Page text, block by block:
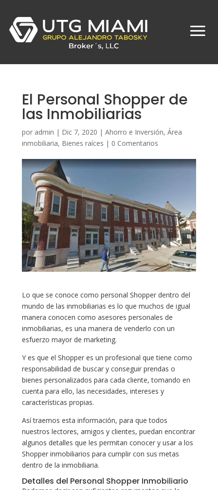
El Personal Shopper de
las Inmobiliarias
por admin | Dic 7, 2020 | Ahorro e Inversión, Área
inmobiliaria, Bienes raíces | 0 Comentarios
Lo que se conoce como personal Shopper dentro del
mundo de las inmobiliarias es lo que muchos de igual
manera conocen como asesores personales de
inmobiliarias, es una manera de venderlo con un
esfuerzo mayor de marketing.
Y es que el Shopper es un profesional que tiene como
responsabilidad de buscar y conseguir prendas o
bienes personalizados para cada cliente, tomando en
cuenta para ello, las necesidades, intereses y
características propias.
Así traemos esta información, para que todos
nuestros lectores, amigos y clientes, puedan encontrar
algunos detalles que les permitan conocer y usar a los
Shopper inmobiliarios para cumplir con sus metas
dentro de la inmobiliaria.
Detalles del Personal Shopper Inmobiliario